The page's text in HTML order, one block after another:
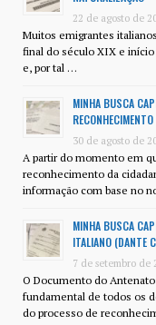
22 de agosto de
Muitos emigrantes
final do século XIX e
e, por tal …
MINHA BUSCA
30 de agosto de
A partir do momento em
reconhecimento da
informação com base no
MINHA BUSCA
ITALIANO (DANTE
7 de setembro de
O Documento do
fundamental de todos os
do processo de